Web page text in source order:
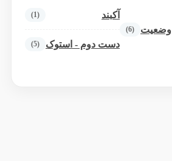
وضعیت (6)
آکبند (1)
دست دوم - استوک (5)